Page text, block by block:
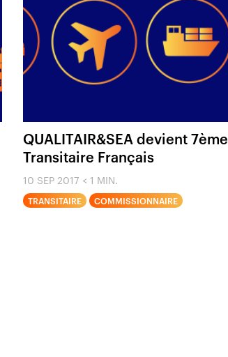
QUALITAIR&SEA devient 7ème
Transitaire Français
10 SEP 2017 < 1 MIN.
TRANSITAIRE COMMISSIONNAIRE